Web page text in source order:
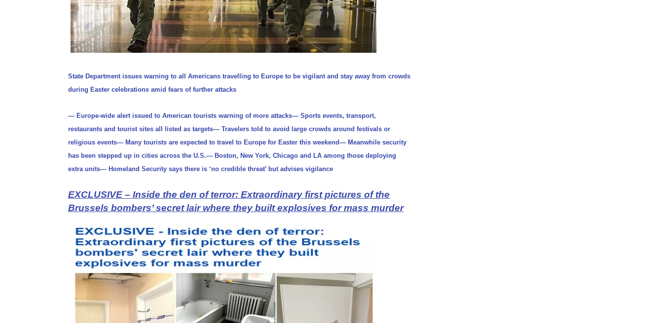
State Department issues warning to all Americans travelling to Europe to be vigilant and stay away from crowds
during Easter celebrations amid fears of further attacks
— Europe-wide alert issued to American tourists warning of more attacks— Sports events, transport,
restaurants and tourist sites all listed as targets— Travelers told to avoid large crowds around festivals or
religious events— Many tourists are expected to travel to Europe for Easter this weekend— Meanwhile security
has been stepped up in cities across the U.S.— Boston, New York, Chicago and LA among those deploying
extra units— Homeland Security says there is ‘no credible threat’ but advises vigilance
EXCLUSIVE – Inside the den of terror: Extraordinary first pictures of the
Brussels bombers’ secret lair where they built explosives for mass murder